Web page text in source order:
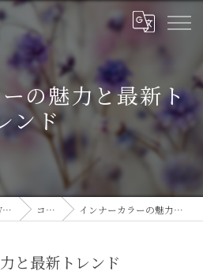
の魅力と最新ト
ンド
東京都銀座の美容室ならWISTERIA PLUS 1 コラム インナーカラーの魅力と最新トレンド
と最新トレンド